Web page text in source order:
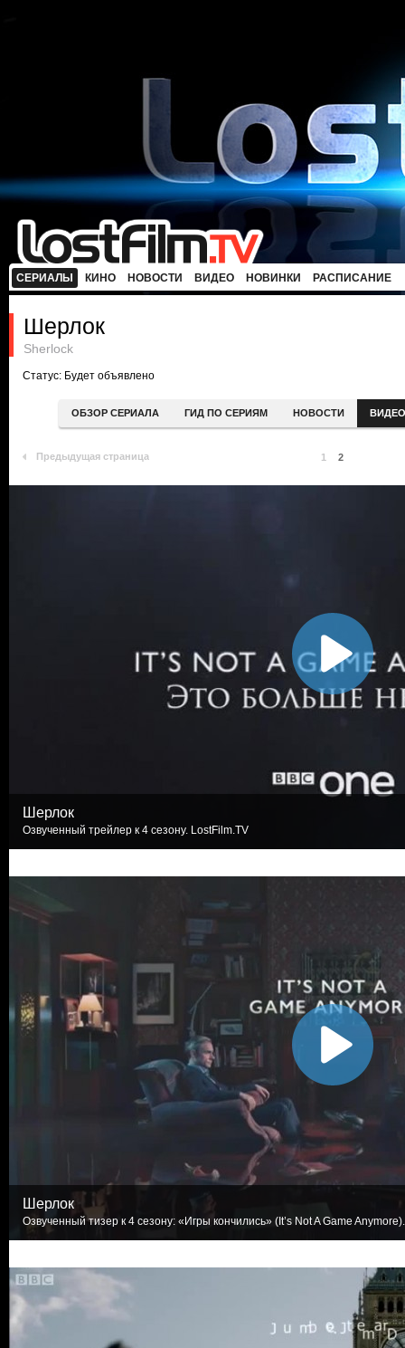
СЕРИАЛЫ КИНО НОВОСТИ ВИДЕО НОВИНКИ РАСПИСАНИЕ
Шерлок
Sherlock
Статус: Будет объявлено
ОБЗОР СЕРИАЛА ГИД ПО СЕРИЯМ НОВОСТИ ВИДЕО
Предыдущая страница 1 2
Шерлок
Озвученный трейлер к 4 сезону. LostFilm.TV
Шерлок
Озвученный тизер к 4 сезону: «Игры кончились» (It’s Not A Game